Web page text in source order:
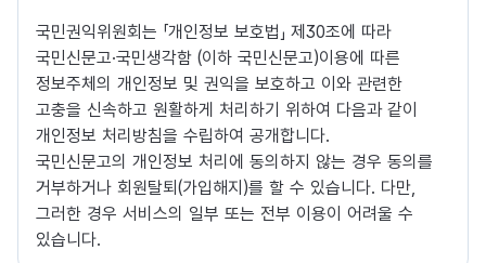
국민권익위원회는 「개인정보 보호법」 제30조에 따라
국민신문고·국민생각함 (이하 국민신문고)이용에 따른
정보주체의 개인정보 및 권익을 보호하고 이와 관련한
고충을 신속하고 원활하게 처리하기 위하여 다음과 같이
개인정보 처리방침을 수립하여 공개합니다.
국민신문고의 개인정보 처리에 동의하지 않는 경우 동의를
거부하거나 회원탈퇴(가입해지)를 할 수 있습니다. 다만,
그러한 경우 서비스의 일부 또는 전부 이용이 어려울 수
있습니다.